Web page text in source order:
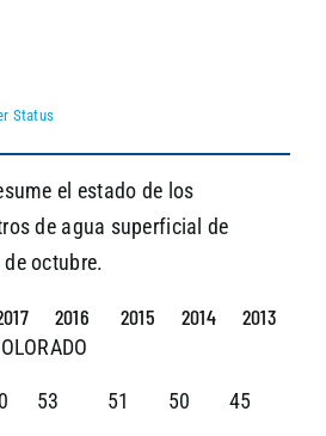
Status
el estado de los
de agua superficial de
octubre.
2016 2015 2014 2013
53 51 50 45